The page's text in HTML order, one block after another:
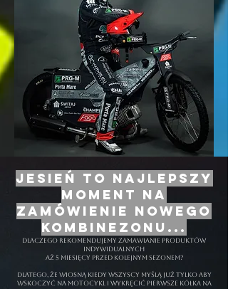
JESIEŃ TO NAJLEPSZY
MOMENT NA
ZAMÓWIENIE NOWEGO
KOMBINEZONU...
DLACZEGO REKOMENDUJEMY zamawianie produktów
indywidualnych
aż 5 miesięcy przed kolejnym sezonem?
DLATEGO, ŻE WIOSNĄ KIEDY WSZYSCY MYŚLĄ JUŻ TYLKO ABY
WSKOCZYĆ NA MOTOCYKL I WYKRĘCIĆ PIERWSZE KÓŁKA NA